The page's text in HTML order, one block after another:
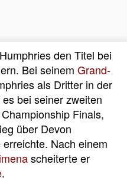
den Titel bei
Bei seinem Grand-
als Dritter in der
bei seiner zweiten
Finals,
über Devon
Nach einem
scheiterte er
.